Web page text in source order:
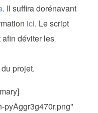
. Il suffira dorénavant
ici. Le script
déviter les
projet.
pyAggr3g470r.png"